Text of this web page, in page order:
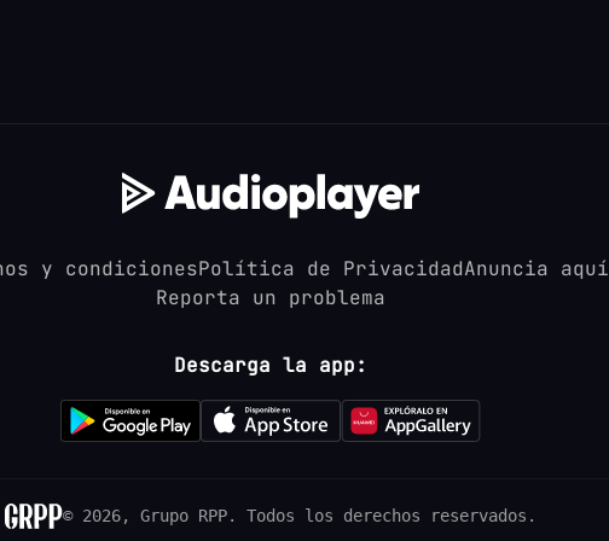
y condicionesPolítica de PrivacidadAnuncia aquí
Reporta un problema
Descarga la app:
© 2026, Grupo RPP. Todos los derechos reservados.